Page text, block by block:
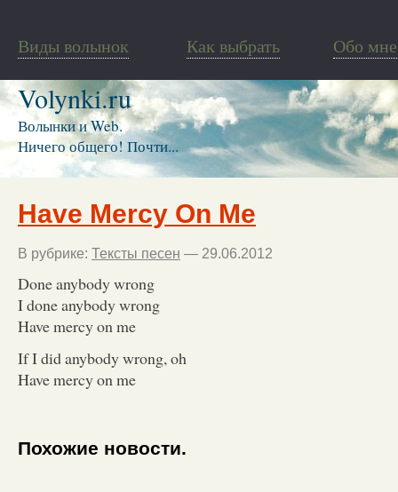
Виды волынок Как выбрать Обо мне
Volynki.ru
Волынки и Web.
Ничего общего! Почти...
Have Mercy On Me
В рубрике: Тексты песен — 29.06.2012
Done anybody wrong
I done anybody wrong
Have mercy on me
If I did anybody wrong, oh
Have mercy on me
Похожие новости.